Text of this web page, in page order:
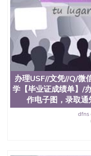
位、声誉、实习机会
誉为美国本科教育质
计系更是在当今美
业生大多可以在其所
机会。许多硅谷公司
供许多相应科系的实
(UC)，还是加州州立
都占据着加州所有大
学座落于硅谷
地区为全美的重要
134种学士学科和65
国的学生来此就读。
子工程学，工商管理
受性肯定及好评；而
也吸引了众多不同国
办理USF//文凭//Q/
学【毕业证成绩单】/
作电子图，录取
dfns